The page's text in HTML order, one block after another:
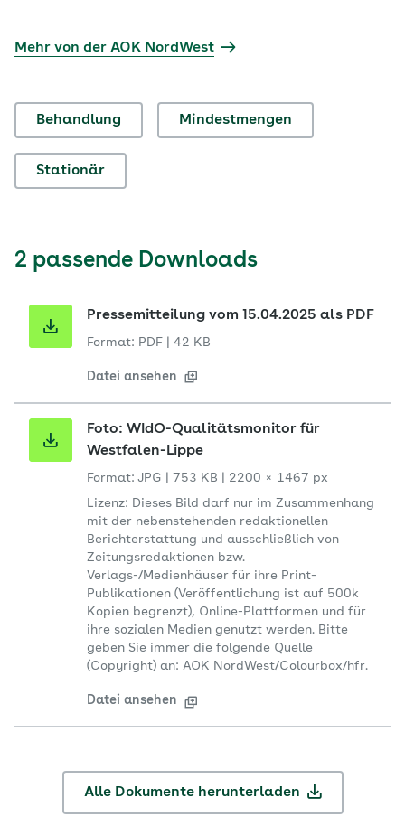
Mehr von der AOK NordWest
Behandlung Mindestmengen
Stationär
2 passende Downloads
Pressemitteilung vom 15.04.2025 als PDF
Format: PDF 42 KB
Datei ansehen
Foto: WIdO-Qualitätsmonitor für
Westfalen-Lippe
Format: JPG 753 KB
2200 × 1467 px
Lizenz: Dieses Bild darf nur im Zusammenhang
mit der nebenstehenden redaktionellen
Berichterstattung und ausschließlich von
Zeitungsredaktionen bzw.
Verlags-/Medienhäuser für ihre Print-
Publikationen (Veröffentlichung ist auf 500k
Kopien begrenzt), Online-Plattformen und für
ihre sozialen Medien genutzt werden. Bitte
geben Sie immer die folgende Quelle
(Copyright) an: AOK NordWest/Colourbox/hfr.
Datei ansehen
Alle Dokumente herunterladen